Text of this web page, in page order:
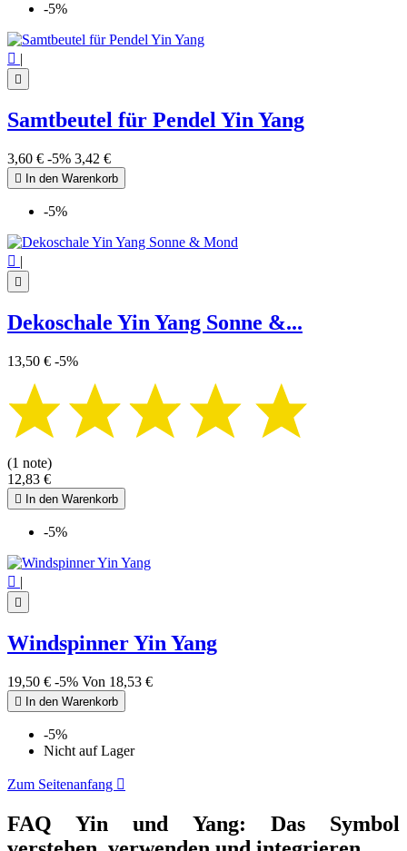
-5%
 |

Samtbeutel für Pendel Yin Yang
3,60 € -5% 3,42 €
 In den Warenkorb
-5%
 |

Dekoschale Yin Yang Sonne &...
13,50 € -5%
(1 note)
12,83 €
 In den Warenkorb
-5%
 |

Windspinner Yin Yang
19,50 € -5% Von 18,53 €
 In den Warenkorb
-5%
Nicht auf Lager
Zum Seitenanfang 
FAQ Yin und Yang: Das Symbol